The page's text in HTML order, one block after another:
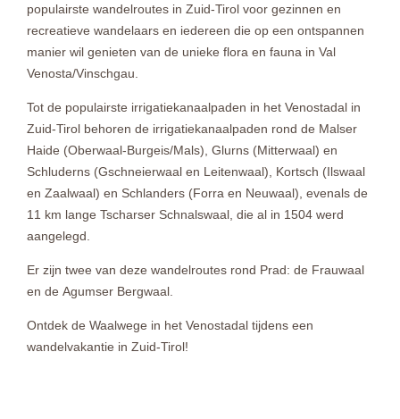
populairste wandelroutes in Zuid-Tirol voor gezinnen en
recreatieve wandelaars en iedereen die op een ontspannen
manier wil genieten van de unieke flora en fauna in Val
Venosta/Vinschgau.
Tot de populairste irrigatiekanaalpaden in het Venostadal in
Zuid-Tirol behoren de irrigatiekanaalpaden rond de Malser
Haide (Oberwaal-Burgeis/Mals), Glurns (Mitterwaal) en
Schluderns (Gschneierwaal en Leitenwaal), Kortsch (Ilswaal
en Zaalwaal) en Schlanders (Forra en Neuwaal), evenals de
11 km lange Tscharser Schnalswaal, die al in 1504 werd
aangelegd.
Er zijn twee van deze wandelroutes rond Prad: de Frauwaal
en de Agumser Bergwaal.
Ontdek de Waalwege in het Venostadal tijdens een
wandelvakantie in Zuid-Tirol!